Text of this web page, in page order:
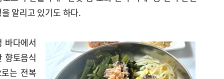
알리고 있기도 하다.
바다에서
향토음식
는 전복